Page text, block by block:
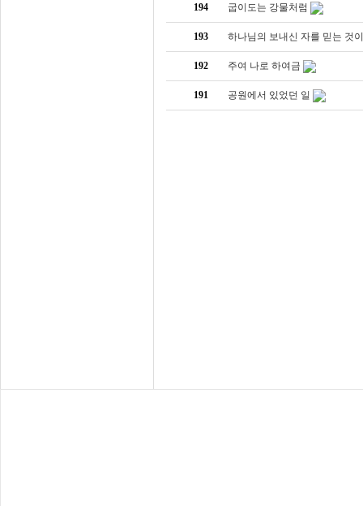
194 굽이도는 강물처럼
193 하나님의 보내신 자를 믿는 것
192 주여 나로 하여금
191 공원에서 있었던 일